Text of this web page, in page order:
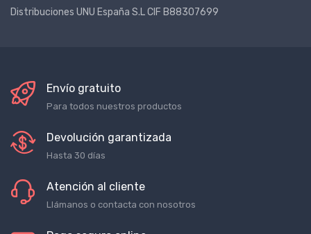
Distribuciones UNU España S.L CIF B88307699
Envío gratuito
Para todos nuestros productos
Devolución garantizada
Hasta 30 días
Atención al cliente
Llámanos o contacta con nosotros